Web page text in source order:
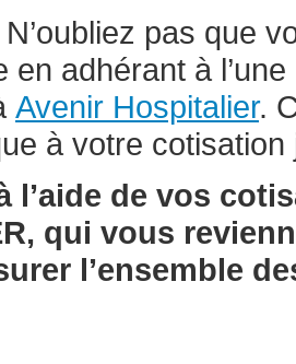
N’oubliez pas que
en adhérant à
Avenir Hospitalier.
à votre
l’aide de vos
qui vous
l’ensemble